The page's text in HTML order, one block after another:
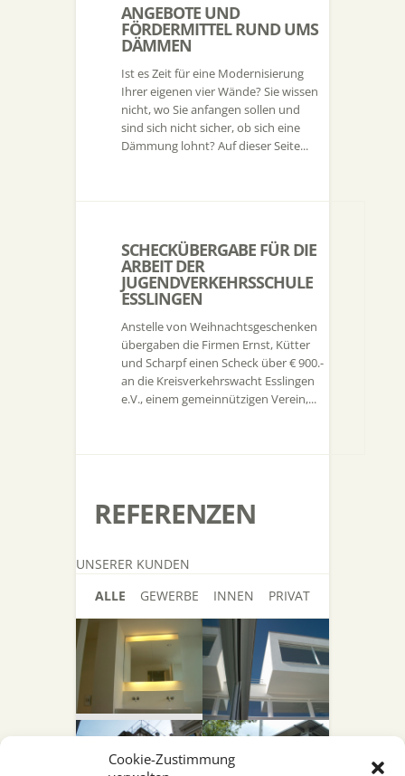
Cookie-Zustimmung
ANGEBOTE UND
FÖRDERMITTEL RUND UMS
DÄMMEN
Ist es Zeit für eine Modernisierung
Ihrer eigenen vier Wände? Sie wissen
nicht, wo Sie anfangen sollen und
sind sich nicht sicher, ob sich eine
Dämmung lohnt? Auf dieser Seite...
SCHECKÜBERGABE FÜR DIE
ARBEIT DER
JUGENDVERKEHRSSCHULE
ESSLINGEN
Anstelle von Weihnachtsgeschenken
übergaben die Firmen Ernst, Kütter
und Scharpf einen Scheck über € 900.-
an die Kreisverkehrswacht Esslingen
e.V., einem gemeinnützigen Verein,...
REFERENZEN
UNSERER KUNDEN
ALLE
GEWERBE INNEN PRIVAT